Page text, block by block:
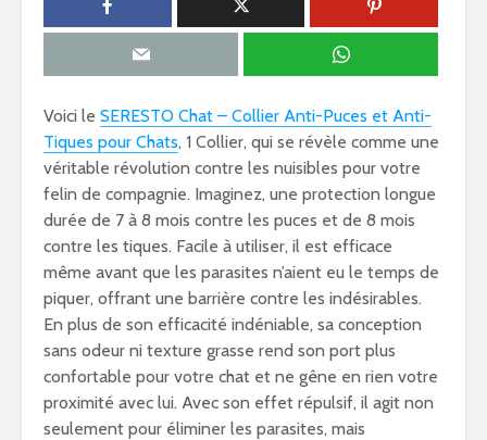
Voici le SERESTO Chat – Collier Anti-Puces et Anti-
Tiques pour Chats, 1 Collier, qui se révèle comme une
véritable révolution contre les nuisibles pour votre
felin de compagnie. Imaginez, une protection longue
durée de 7 à 8 mois contre les puces et de 8 mois
contre les tiques. Facile à utiliser, il est efficace
même avant que les parasites n’aient eu le temps de
piquer, offrant une barrière contre les indésirables.
En plus de son efficacité indéniable, sa conception
sans odeur ni texture grasse rend son port plus
confortable pour votre chat et ne gêne en rien votre
proximité avec lui. Avec son effet répulsif, il agit non
seulement pour éliminer les parasites, mais